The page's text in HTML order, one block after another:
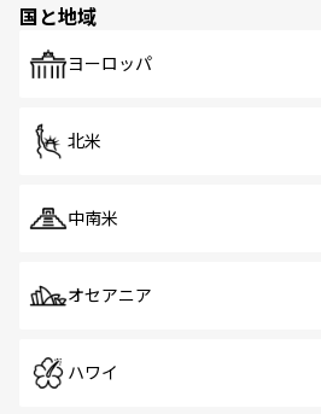
で、ホーカーズは地元の風情
国と地域
ヨーロッパ
北米
中南米
オセアニア
ハワイ